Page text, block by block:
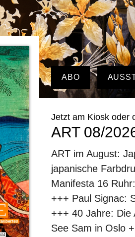
ABO
Jetzt am Kiosk oder
ART 08/
ART im August:
japanische
Manifesta 16
+++ Paul Signac:
+++ 40 Jahre: Die
See Sam in Oslo